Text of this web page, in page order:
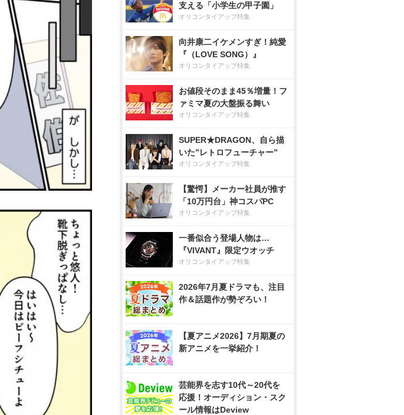
支える「小学生の甲子園」
オリコンタイアップ特集
向井康二イケメンすぎ！純愛
『（LOVE SONG）』
オリコンタイアップ特集
お値段そのまま45％増量！フ
ァミマ夏の大盤振る舞い
オリコンタイアップ特集
SUPER★DRAGON、自ら描
いた”レトロフューチャー”
オリコンタイアップ特集
【驚愕】メーカー社員が推す
「10万円台」神コスパPC
オリコンタイアップ特集
一番似合う登場人物は…
『VIVANT』限定ウオッチ
オリコンタイアップ特集
2026年7月夏ドラマも、注目
作＆話題作が勢ぞろい！
【夏アニメ2026】7月期夏の
新アニメを一挙紹介！
芸能界を志す10代～20代を
応援！オーディション・スク
ール情報はDeview